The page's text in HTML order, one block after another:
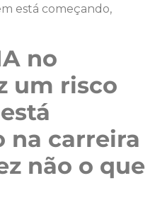
está começando,
no
um risco
na carreira
não o que